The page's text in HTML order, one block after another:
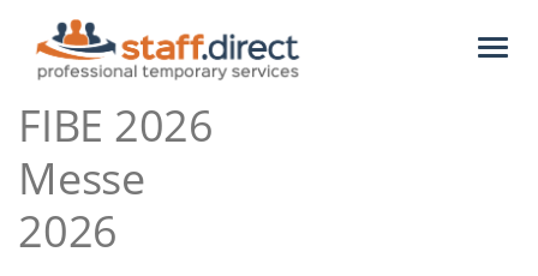
Toggle
FIBE 2026
Messe
2026